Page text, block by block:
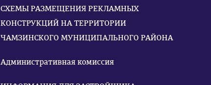
СХЕМЫ РАЗМЕЩЕНИЯ РЕКЛАМНЫХ
КОНСТРУКЦИЙ НА ТЕРРИТОРИИ
ЧАМЗИНСКОГО МУНИЦИПАЛЬНОГО РАЙОНА
Административная комиссия